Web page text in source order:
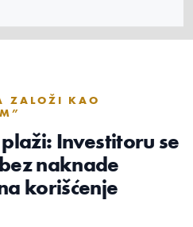
ZALOŽI KAO
Investitoru se
naknade
korišćenje